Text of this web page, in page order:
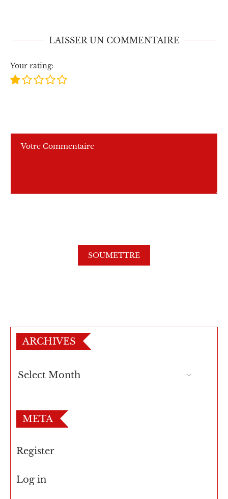
LAISSER UN COMMENTAIRE
Your rating:
ARCHIVES
META
Register
Log in